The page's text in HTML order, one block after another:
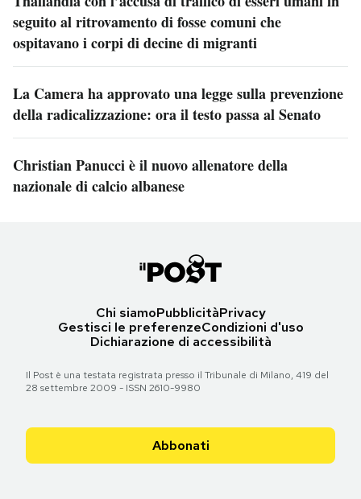
seguito al ritrovamento di fosse comuni che
ospitavano i corpi di decine di migranti
La Camera ha approvato una legge sulla prevenzione
della radicalizzazione: ora il testo passa al Senato
Christian Panucci è il nuovo allenatore della
nazionale di calcio albanese
Chi siamoPubblicitàPrivacy
Gestisci le preferenzeCondizioni d'uso
Dichiarazione di accessibilità
Il Post è una testata registrata presso il Tribunale di Milano, 419 del
28 settembre 2009 - ISSN 2610-9980
Abbonati